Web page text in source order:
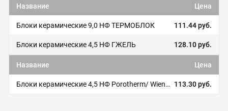
Название Цена
Блоки керамические 9,0 НФ ТЕРМОБЛОК 111.44 руб.
Блоки керамические 4,5 НФ ГЖЕЛЬ 128.10 руб.
Название Цена
Блоки керамические 4,5 НФ Porotherm/ Wienerberger 113.30 руб.